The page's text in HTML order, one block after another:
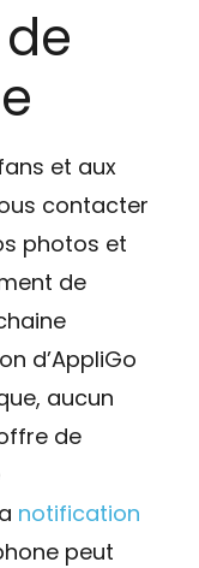
et aux
contacter
photos et
de
d’AppliGo
aucun
de
notification
peut